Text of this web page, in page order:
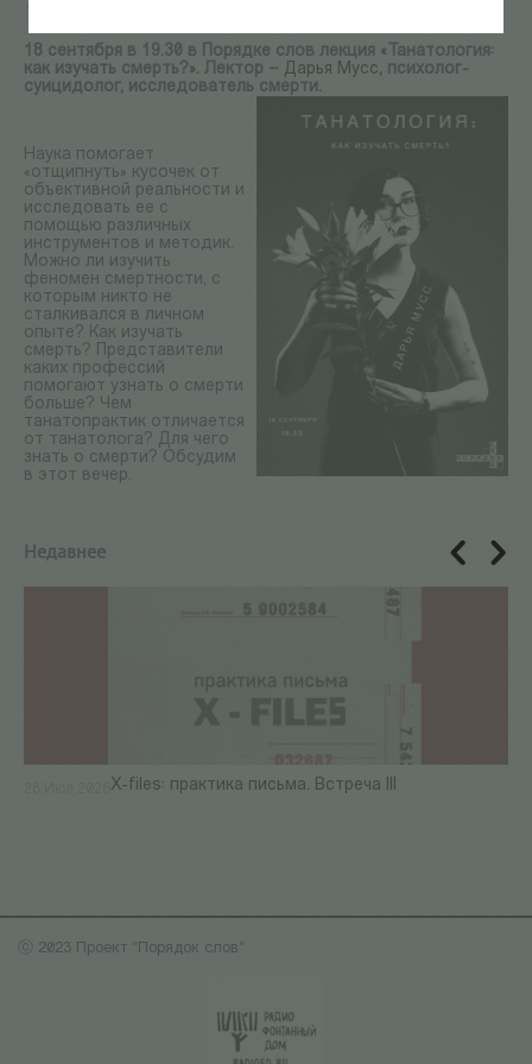
18 сентября в 19.30 в Порядке слов лекция «Танатология:
как изучать смерть?». Лектор – Дарья Мусс, психолог-
суицидолог, исследователь смерти.
Наука помогает
«отщипнуть» кусочек от
объективной реальности и
исследовать ее с
помощью различных
инструментов и методик.
Можно ли изучить
феномен смертности, с
которым никто не
сталкивался в личном
опыте? Как изучать
смерть? Представители
каких профессий
помогают узнать о смерти
больше? Чем
танатопрактик отличается
от танатолога? Для чего
знать о смерти? Обсудим
в этот вечер.
Недавнее
X-files: практика письма. Встреча III
ⓒ 2023 Проект "Порядок слов"